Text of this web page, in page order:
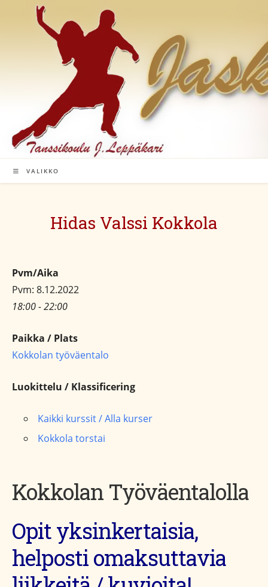
VALIKKO
Hidas Valssi Kokkola
Pvm/Aika
Pvm: 8.12.2022
18:00 - 22:00
Paikka / Plats
Kokkolan työväentalo
Luokittelu / Klassificering
Kaikki kurssit / Alla kurser
Kokkola torstai
Kokkolan Työväentalolla
Opit yksinkertaisia,
helposti omaksuttavia